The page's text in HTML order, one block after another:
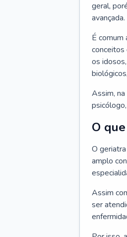
geral,
avançada.
É
conceitos
os
Assim,
O
O
amplo
Assim
ser